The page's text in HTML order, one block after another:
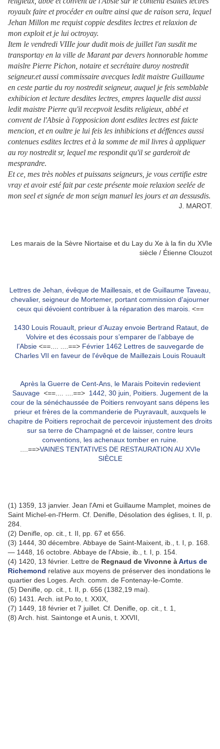
royaulx faire et procéder en oultre ainsi que de raison sera, lequel
Jehan Millon me requist coppie desdites lectres et relaxion de
mon exploit et je lui octroyay.
Item le vendredi VIIIe jour dudit mois de juillet l'an susdit me
transportay en la ville de Marant par devers honnorable homme
maislre Pierre Pichon, notaire et secrétaire duroy nostredit
seigneur.et aussi commissaire avecques ledit maistre Guillaume
en ceste partie du roy nostredit seigneur, auquel je feis semblable
exhibicion et lecture desdites lectres, empres laquelle dist aussi
ledit maistre Pierre qu'il recepvoit lesdits religieux, abbé et
convent de l'Absie à l'opposicion dont esdites lectres est faicte
mencion, et en oultre je lui feis les inhibicions et déffences aussi
contenues esdites lectres et à la somme de mil livres à appliquer
au roy nostredit sr, lequel me respondit qu'il se garderoit de
mesprandre.
Et ce, mes très nobles et puissans seigneurs, je vous certifie estre
vray et avoir esté fait par ceste présente moie relaxion seelée de
mon seel et signée de mon seign manuel les jours et an dessusdis.
J. MAROT.
Les marais de la Sèvre Niortaise et du Lay du Xe à la fin du XVIe
siècle / Étienne Clouzot
Lettres de Jehan, évêque de Maillesais, et de Guillaume Taveau,
chevalier, seigneur de Mortemer, portant commission d'ajourner
ceux qui dévoient contribuer à la réparation des marois. <==
1430 Louis Rouault, prieur d’Auzay envoie Bertrand Rataut, de
Volvire et des écossais pour s’emparer de l’abbaye de
l’Absie<==.... ....==> Février 1462 Lettres de sauvegarde de
Charles VII en faveur de l'évêque de Maillezais Louis Rouault
Après la Guerre de Cent-Ans, le Marais Poitevin redevient
Sauvage <==.... ....==> 1442, 30 juin, Poitiers. Jugement de la
cour de la sénéchaussée de Poitiers renvoyant sans dépens les
prieur et frères de la commanderie de Puyravault, auxquels le
chapitre de Poitiers reprochait de percevoir injustement des droits
sur sa terre de Champagné et de laisser, contre leurs
conventions, les achenaux tomber en ruine.
....==>VAINES TENTATIVES DE RESTAURATION AU XVIe
SIÈCLE
(1) 1359, 13 janvier. Jean l'Ami et Guillaume Mamplet, moines de
Saint Michel-en-l'Herm. Cf. Denifle, Désolation des églises, t. II, p.
284.
(2) Denifle, op. cit., t. II, pp. 67 et 656.
(3) 1444, 30 décembre. Abbaye de Saint-Maixent, ib., t. I, p. 168.
— 1448, 16 octobre. Abbaye de l'Absie, ib., t. I, p. 154.
(4) 1420, 13 février. Lettre de Regnaud de Vivonne àArtus de
Richemond relative aux moyens de préserver des inondations le
quartier des Loges. Arch. comm. de Fontenay-le-Comte.
(5) Denifle, op. cit., t. II, p. 656 (1382,19 mai).
(6) 1431. Arch. ist.Po.to, t. XXIX,
(7) 1449, 18 février et 7 juillet. Cf. Denifle, op. cit., t. 1,
(8) Arch. hist. Saintonge et A unis, t. XXVII,